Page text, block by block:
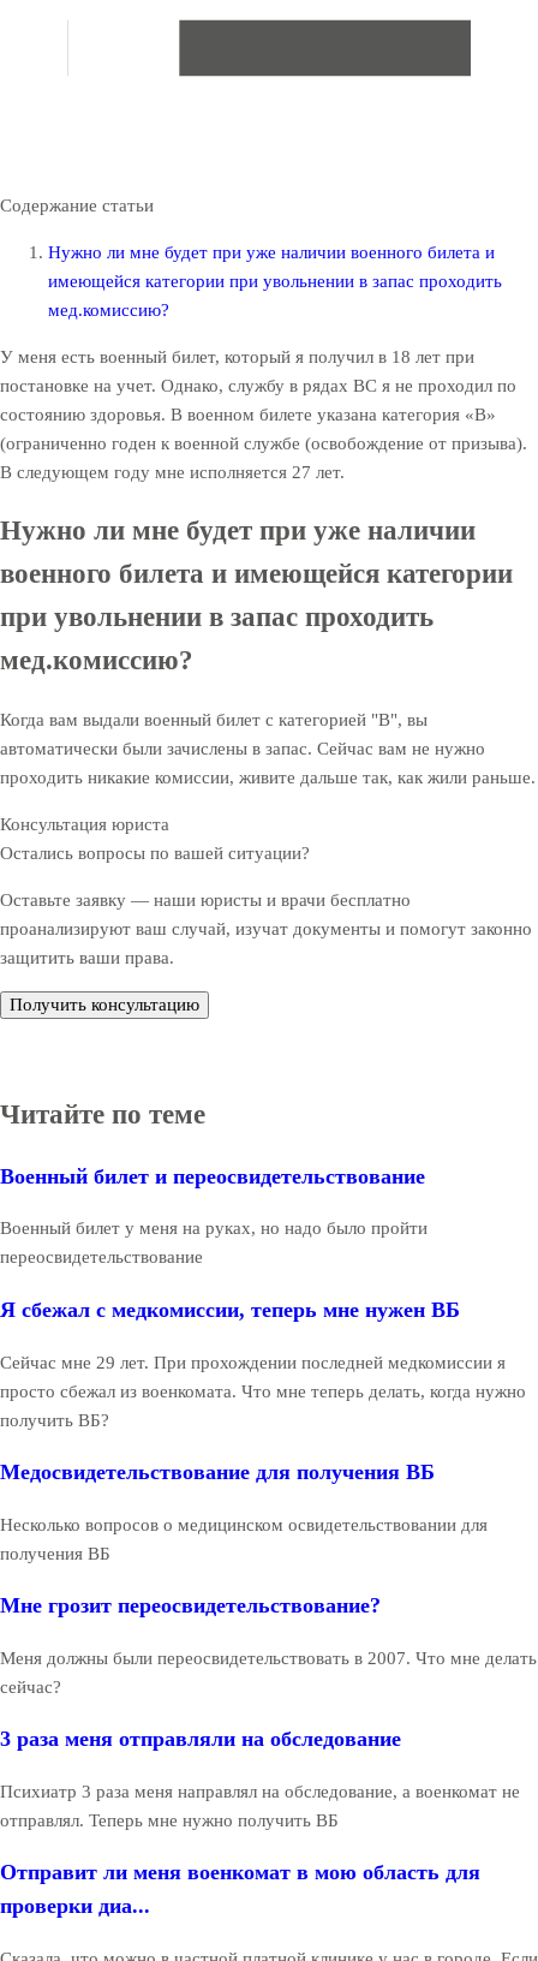
Содержание статьи
Нужно ли мне будет при уже наличии военного билета и
имеющейся категории при увольнении в запас проходить
мед.комиссию?
У меня есть военный билет, который я получил в 18 лет при
постановке на учет. Однако, службу в рядах ВС я не проходил по
состоянию здоровья. В военном билете указана категория «В»
(ограниченно годен к военной службе (освобождение от призыва).
В следующем году мне исполняется 27 лет.
Нужно ли мне будет при уже наличии
военного билета и имеющейся категории
при увольнении в запас проходить
мед.комиссию?
Когда вам выдали военный билет с категорией "В", вы
автоматически были зачислены в запас. Сейчас вам не нужно
проходить никакие комиссии, живите дальше так, как жили раньше.
Консультация юриста
Остались вопросы по вашей ситуации?
Оставьте заявку — наши юристы и врачи бесплатно
проанализируют ваш случай, изучат документы и помогут законно
защитить ваши права.
Получить консультацию
Читайте по теме
Военный билет и переосвидетельствование
Военный билет у меня на руках, но надо было пройти
переосвидетельствование
Я сбежал с медкомиссии, теперь мне нужен ВБ
Сейчас мне 29 лет. При прохождении последней медкомиссии я
просто сбежал из военкомата. Что мне теперь делать, когда нужно
получить ВБ?
Медосвидетельствование для получения ВБ
Несколько вопросов о медицинском освидетельствовании для
получения ВБ
Мне грозит переосвидетельствование?
Меня должны были переосвидетельствовать в 2007. Что мне делать
сейчас?
3 раза меня отправляли на обследование
Психиатр 3 раза меня направлял на обследование, а военкомат не
отправлял. Теперь мне нужно получить ВБ
Отправит ли меня военкомат в мою область для
проверки диа...